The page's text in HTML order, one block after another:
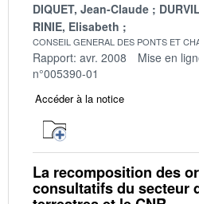
DIQUET, Jean-Claude
RINIE, Elisabeth
CONSEIL GENERAL DES PONTS ET
Rapport: avr. 2008 Mise en
n°005390-01
Accéder à la notice
La recomposition des
consultatifs du secteur